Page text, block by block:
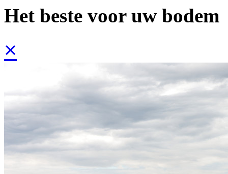
Het beste voor uw bodem
×